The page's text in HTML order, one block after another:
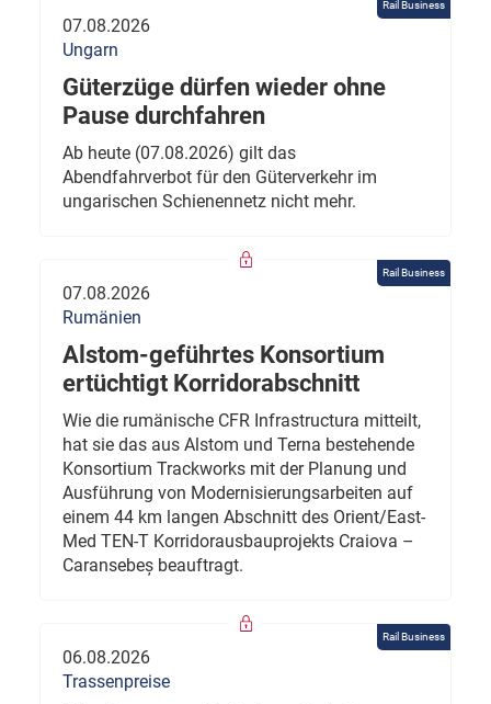
Rail Business
07.08.2026
Ungarn
Güterzüge dürfen wieder ohne
Pause durchfahren
Ab heute (07.08.2026) gilt das
Abendfahrverbot für den Güterverkehr im
ungarischen Schienennetz nicht mehr.
Rail Business
07.08.2026
Rumänien
Alstom-geführtes Konsortium
ertüchtigt Korridorabschnitt
Wie die rumänische CFR Infrastructura mitteilt,
hat sie das aus Alstom und Terna bestehende
Konsortium Trackworks mit der Planung und
Ausführung von Modernisierungsarbeiten auf
einem 44 km langen Abschnitt des Orient/East-
Med TEN-T Korridorausbauprojekts Craiova –
Caransebeș beauftragt.
Rail Business
06.08.2026
Trassenpreise